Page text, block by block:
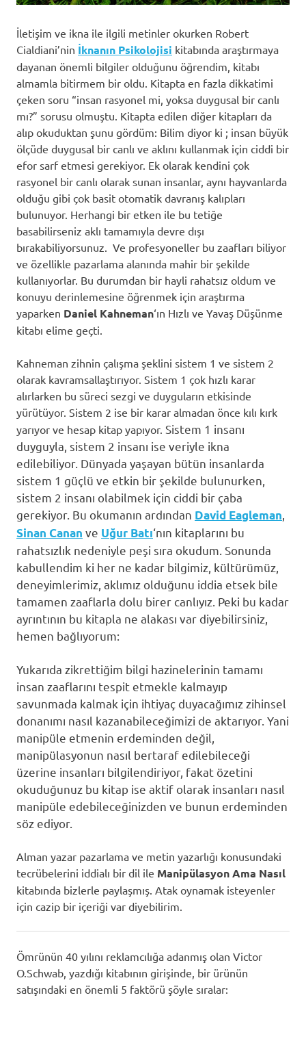
İletişim ve ikna ile ilgili metinler okurken Robert
Cialdiani’nin İknanın Psikolojisi kitabında araştırmaya
dayanan önemli bilgiler olduğunu öğrendim, kitabı
almamla bitirmem bir oldu. Kitapta en fazla dikkatimi
çeken soru “insan rasyonel mi, yoksa duygusal bir canlı
mı?” sorusu olmuştu. Kitapta edilen diğer kitapları da
alıp okuduktan şunu gördüm: Bilim diyor ki ; insan büyük
ölçüde duygusal bir canlı ve aklını kullanmak için ciddi bir
efor sarf etmesi gerekiyor. Ek olarak kendini çok
rasyonel bir canlı olarak sunan insanlar, aynı hayvanlarda
olduğu gibi çok basit otomatik davranış kalıpları
bulunuyor. Herhangi bir etken ile bu tetiğe
basabilirseniz aklı tamamıyla devre dışı
bırakabiliyorsunuz. Ve profesyoneller bu zaafları biliyor
ve özellikle pazarlama alanında mahir bir şekilde
kullanıyorlar. Bu durumdan bir hayli rahatsız oldum ve
konuyu derinlemesine öğrenmek için araştırma
yaparken Daniel Kahneman‘ın Hızlı ve Yavaş Düşünme
kitabı elime geçti.
Kahneman zihnin çalışma şeklini sistem 1 ve sistem 2
olarak kavramsallaştırıyor. Sistem 1 çok hızlı karar
alırlarken bu süreci sezgi ve duyguların etkisinde
yürütüyor. Sistem 2 ise bir karar almadan önce kılı kırk
yarıyor ve hesap kitap yapıyor. Sistem 1 insanı
duyguyla, sistem 2 insanı ise veriyle ikna
edilebiliyor. Dünyada yaşayan bütün insanlarda
sistem 1 güçlü ve etkin bir şekilde bulunurken,
sistem 2 insanı olabilmek için ciddi bir çaba
gerekiyor. Bu okumanın ardından David Eagleman
Sinan Canan ve Uğur Batı‘nın kitaplarını bu
rahatsızlık nedeniyle peşi sıra okudum. Sonunda
kabullendim ki her ne kadar bilgimiz, kültürümüz,
deneyimlerimiz, aklımız olduğunu iddia etsek bile
tamamen zaaflarla dolu birer canlıyız. Peki bu kadar
ayrıntının bu kitapla ne alakası var diyebilirsiniz,
hemen bağlıyorum:
Yukarıda zikrettiğim bilgi hazinelerinin tamamı
insan zaaflarını tespit etmekle kalmayıp
savunmada kalmak için ihtiyaç duyacağımız zihinsel
donanımı nasıl kazanabileceğimizi de aktarıyor. Yani
manipüle etmenin erdeminden değil,
manipülasyonun nasıl bertaraf edilebileceği
üzerine insanları bilgilendiriyor, fakat özetini
okuduğunuz bu kitap ise aktif olarak insanları nasıl
manipüle edebileceğinizden ve bunun erdeminden
söz ediyor.
Alman yazar pazarlama ve metin yazarlığı konusundaki
tecrübelerini iddialı bir dil ile Manipülasyon Ama Nasıl
kitabında bizlerle paylaşmış. Atak oynamak isteyenler
için cazip bir içeriği var diyebilirim.
Ömrünün 40 yılını reklamcılığa adanmış olan Victor
O.Schwab, yazdığı kitabının girişinde, bir ürünün
satışındaki en önemli 5 faktörü şöyle sıralar: